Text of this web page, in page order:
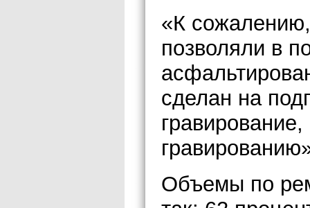
«К
позволяли в
сделан на
Объемы по